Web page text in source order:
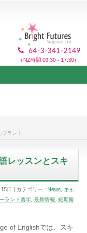
64-3-341-2149
（NZ時間 09:30～17:30）
ラン！
レッスンとスキ
日 カテゴリー : News
キャ
ランド留学 ,最新情報 ,短期留
of Englishでは、スキ